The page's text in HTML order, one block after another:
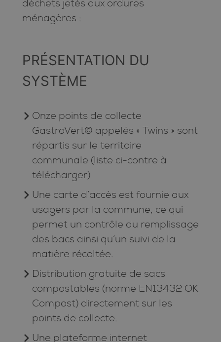
déchets jetés aux ordures
ménagères :
PRÉSENTATION DU
SYSTÈME
Onze points de collecte
GastroVert© appelés « Twins » sont
répartis sur le territoire
communale (liste ci-contre à
télécharger)
Une carte d’accès est fournie aux
usagers par la commune, ce qui
permet un contrôle du remplissage
des bacs ainsi qu’un suivi de la
matière récoltée.
Distribution gratuite de sacs
compostables (norme EN13432 OK
Compost) directement sur les
points de collecte.
Une plateforme internet